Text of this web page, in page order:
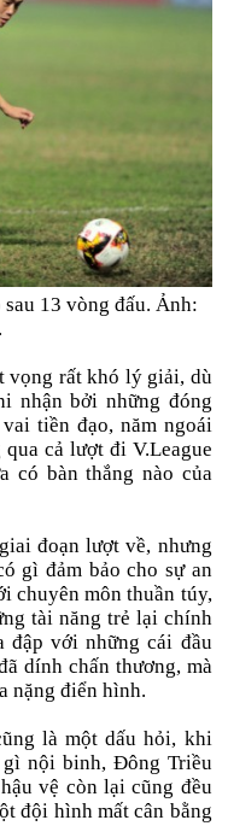
13 vòng đấu. Ảnh:
vọng rất khó lý giải, dù
nhận bởi những đóng
tiền đạo, năm ngoái
cả lượt đi V.League
có bàn thắng nào của
đoạn lượt về, nhưng
gì đảm bảo cho sự an
chuyên môn thuần túy,
tài năng trẻ lại chính
đập với những cái đầu
dính chấn thương, mà
nặng điển hình.
là một dấu hỏi, khi
nội binh, Đông Triều
vệ còn lại cũng đều
đội hình mất cân bằng